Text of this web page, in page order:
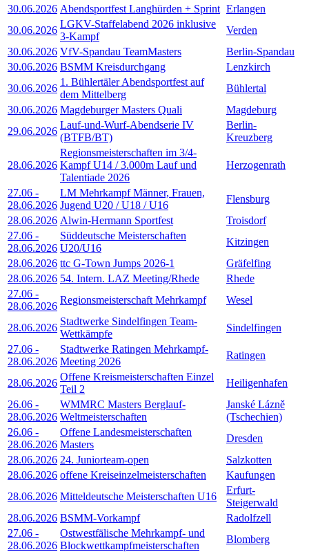
30.06.2026 Abendsportfest Langhürden + Sprint Erlangen
30.06.2026
LGKV-Staffelabend 2026 inklusive
3-Kampf
Verden
30.06.2026 VfV-Spandau TeamMasters
Berlin-Spandau
30.06.2026 BSMM Kreisdurchgang
Lenzkirch
30.06.2026
1. Bühlertäler Abendsportfest auf
dem Mittelberg
Bühlertal
30.06.2026 Magdeburger Masters Quali
Magdeburg
29.06.2026
Lauf-und-Wurf-Abendserie IV
(BTFB/BT)
Berlin-
Kreuzberg
28.06.2026
Regionsmeisterschaften im 3/4-
Kampf U14 / 3.000m Lauf und
Talentiade 2026
Herzogenrath
27.06 -
28.06.2026
LM Mehrkampf Männer, Frauen,
Jugend U20 / U18 / U16
Flensburg
28.06.2026 Alwin-Hermann Sportfest
Troisdorf
27.06 -
28.06.2026
Süddeutsche Meisterschaften
U20/U16
Kitzingen
28.06.2026 ttc G-Town Jumps 2026-1
Gräfelfing
28.06.2026 54. Intern. LAZ Meeting/Rhede
Rhede
27.06 -
28.06.2026
Regionsmeisterschaft Mehrkampf Wesel
28.06.2026
Stadtwerke Sindelfingen Team-
Wettkämpfe
Sindelfingen
27.06 -
28.06.2026
Stadtwerke Ratingen Mehrkampf-
Meeting 2026
Ratingen
28.06.2026
Offene Kreismeisterschaften Einzel
Teil 2
Heiligenhafen
26.06 -
28.06.2026
WMMRC Masters Berglauf-
Weltmeisterschaften
Janské Lázně
(Tschechien)
26.06 -
28.06.2026
Offene Landesmeisterschaften
Masters
Dresden
28.06.2026 24. Juniorteam-open
Salzkotten
28.06.2026 offene Kreiseinzelmeisterschaften
Kaufungen
28.06.2026 Mitteldeutsche Meisterschaften U16
Erfurt-
Steigerwald
28.06.2026 BSMM-Vorkampf
Radolfzell
27.06 -
28.06.2026
Ostwestfälische Mehrkampf- und
Blockwettkampfmeisterschaften
Blomberg